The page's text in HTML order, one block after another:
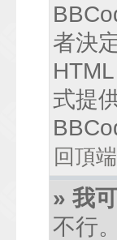
者決
式提
回頂端
» 我
不行